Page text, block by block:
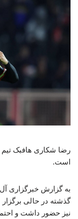
رضا شکاری هافبک تیم
است.
به گزارش خبرگزاری آل
گذشته در حالی
نیز حضور داشت و